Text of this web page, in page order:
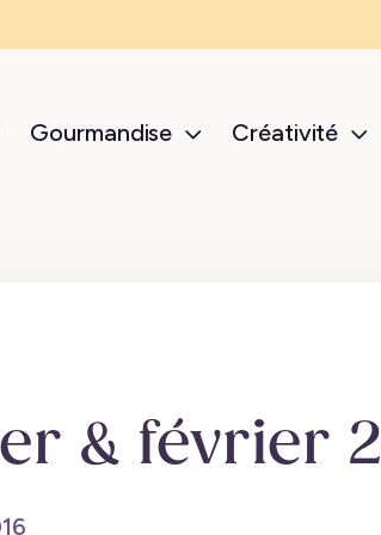
Gourmandise Créativité
& février